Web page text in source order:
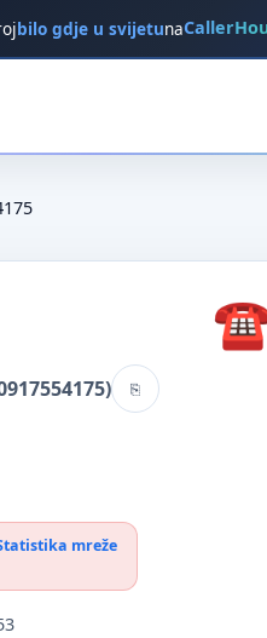
bilo gdje u svijetuna
mreže